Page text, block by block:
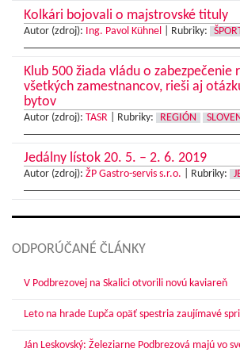
Kolkári bojovali o majstrovské tituly
Autor (zdroj): Ing. Pavol Kühnel Rubriky:
Klub 500 žiada vládu o zabezpečenie
všetkých zamestnancov, rieši aj
bytov
Autor (zdroj): TASR Rubriky: REGIÓN
Jedálny lístok 20. 5. – 2. 6. 2019
Autor (zdroj): ŽP Gastro-servis s.r.o. Rubriky:
ODPORÚČANÉ ČLÁNKY
V Podbrezovej na Skalici otvorili novú kaviareň
Leto na hrade Ľupča opäť spestria zaujímavé
Ján Leskovský: Železiarne Podbrezová majú vo